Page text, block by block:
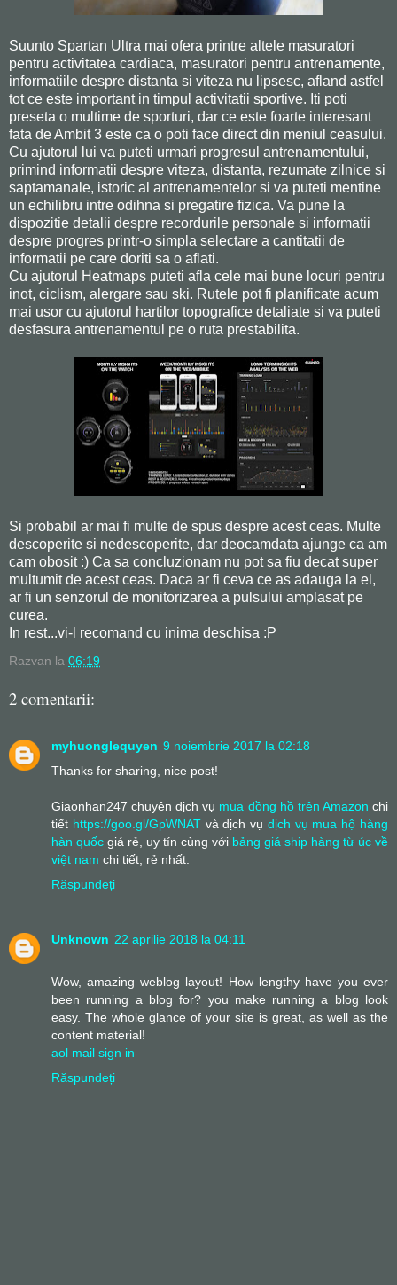
Suunto Spartan Ultra mai ofera printre altele masuratori
pentru activitatea cardiaca, masuratori pentru antrenamente,
informatiile despre distanta si viteza nu lipsesc, afland astfel
tot ce este important in timpul activitatii sportive. Iti poti
preseta o multime de sporturi, dar ce este foarte interesant
fata de Ambit 3 este ca o poti face direct din meniul ceasului.
Cu ajutorul lui va puteti urmari progresul antrenamentului,
primind informatii despre viteza, distanta, rezumate zilnice si
saptamanale, istoric al antrenamentelor si va puteti mentine
un echilibru intre odihna si pregatire fizica. Va pune la
dispozitie detalii despre recordurile personale si informatii
despre progres printr-o simpla selectare a cantitatii de
informatii pe care doriti sa o aflati.
Cu ajutorul Heatmaps puteti afla cele mai bune locuri pentru
inot, ciclism, alergare sau ski. Rutele pot fi planificate acum
mai usor cu ajutorul hartilor topografice detaliate si va puteti
desfasura antrenamentul pe o ruta prestabilita.
Si probabil ar mai fi multe de spus despre acest ceas. Multe
descoperite si nedescoperite, dar deocamdata ajunge ca am
cam obosit :) Ca sa concluzionam nu pot sa fiu decat super
multumit de acest ceas. Daca ar fi ceva ce as adauga la el,
ar fi un senzorul de monitorizarea a pulsului amplasat pe
curea.
In rest...vi-l recomand cu inima deschisa :P
Razvan la 06:19
2 comentarii:
myhuonglequyen 9 noiembrie 2017 la 02:18
Thanks for sharing, nice post!
Giaonhan247 chuyên dịch vụ mua đồng hồ trên Amazon chi
tiết https://goo.gl/GpWNATvà dịch vụ dịch vụ mua hộ hàng
hàn quốc giá rẻ, uy tín cùng với bảng giá ship hàng từ úc về
việt nam chi tiết, rẻ nhất.
Răspundeți
Unknown 22 aprilie 2018 la 04:11
Wow, amazing weblog layout! How lengthy have you ever
been running a blog for? you make running a blog look
easy. The whole glance of your site is great, as well as the
content material!
aol mail sign in
Răspundeți